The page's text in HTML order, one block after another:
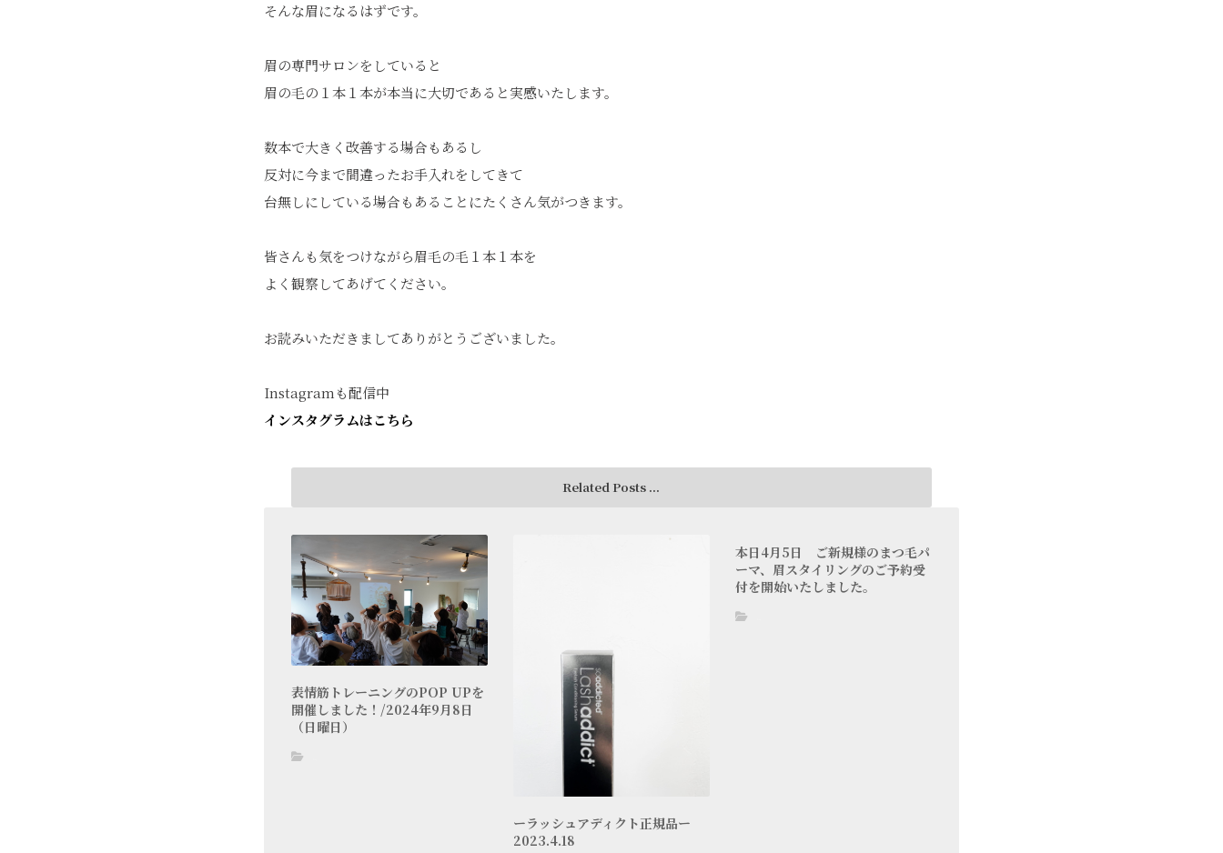
そんな眉になるはずです。
眉の専門サロンをしていると
眉の毛の１本１本が本当に大切であると実感いたします。
数本で大きく改善する場合もあるし
反対に今まで間違ったお手入れをしてきて
台無しにしている場合もあることにたくさん気がつきます。
皆さんも気をつけながら眉毛の毛１本１本を
よく観察してあげてください。
お読みいただきましてありがとうございました。
Instagramも配信中
インスタグラムはこちら
Related Posts ...
表情筋トレーニングのPOP UPを
開催しました！/2024年9月8日
（日曜日）
ーラッシュアディクト正規品ー
2023.4.18
本日4月5日 ご新規様のまつ毛パ
ーマ、眉スタイリングのご予約受
付を開始いたしました。